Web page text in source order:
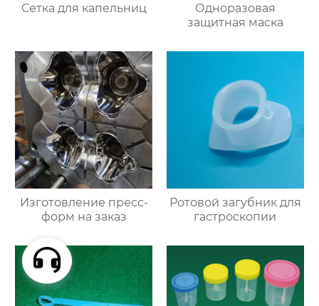
Сетка для капельниц
Одноразовая
защитная маска
Изготовление пресс-
форм на заказ
Ротовой загубник для
гастроскопии